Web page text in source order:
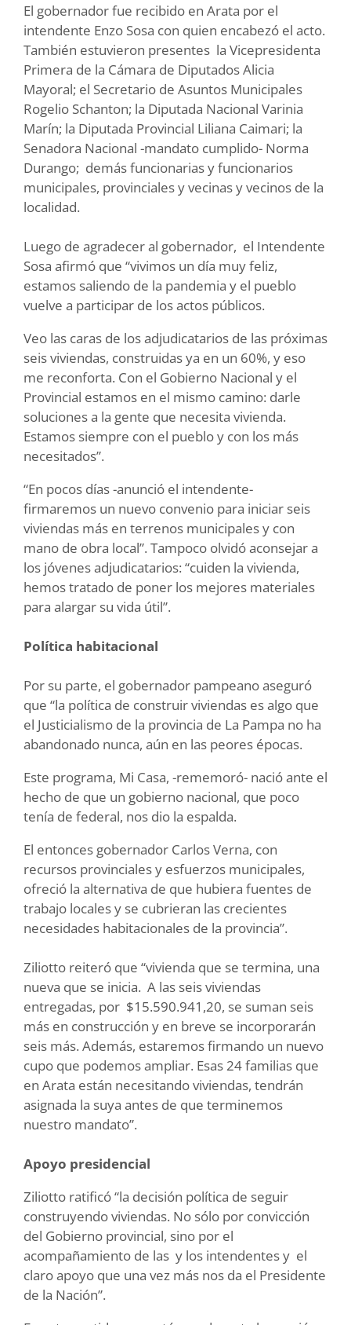
El gobernador fue recibido en Arata por el
intendente Enzo Sosa con quien encabezó el acto.
También estuvieron presentes la Vicepresidenta
Primera de la Cámara de Diputados Alicia
Mayoral; el Secretario de Asuntos Municipales
Rogelio Schanton; la Diputada Nacional Varinia
Marín; la Diputada Provincial Liliana Caimari; la
Senadora Nacional -mandato cumplido- Norma
Durango; demás funcionarias y funcionarios
municipales, provinciales y vecinas y vecinos de la
localidad.
Luego de agradecer al gobernador, el Intendente
Sosa afirmó que “vivimos un día muy feliz,
estamos saliendo de la pandemia y el pueblo
vuelve a participar de los actos públicos.
Veo las caras de los adjudicatarios de las próximas
seis viviendas, construidas ya en un 60%, y eso
me reconforta. Con el Gobierno Nacional y el
Provincial estamos en el mismo camino: darle
soluciones a la gente que necesita vivienda.
Estamos siempre con el pueblo y con los más
necesitados”.
“En pocos días -anunció el intendente-
firmaremos un nuevo convenio para iniciar seis
viviendas más en terrenos municipales y con
mano de obra local”. Tampoco olvidó aconsejar a
los jóvenes adjudicatarios: “cuiden la vivienda,
hemos tratado de poner los mejores materiales
para alargar su vida útil”.
Política habitacional
Por su parte, el gobernador pampeano aseguró
que “la política de construir viviendas es algo que
el Justicialismo de la provincia de La Pampa no ha
abandonado nunca, aún en las peores épocas.
Este programa, Mi Casa, -rememoró- nació ante el
hecho de que un gobierno nacional, que poco
tenía de federal, nos dio la espalda.
El entonces gobernador Carlos Verna, con
recursos provinciales y esfuerzos municipales,
ofreció la alternativa de que hubiera fuentes de
trabajo locales y se cubrieran las crecientes
necesidades habitacionales de la provincia”.
Ziliotto reiteró que “vivienda que se termina, una
nueva que se inicia. A las seis viviendas
entregadas, por $15.590.941,20, se suman seis
más en construcción y en breve se incorporarán
seis más. Además, estaremos firmando un nuevo
cupo que podemos ampliar. Esas 24 familias que
en Arata están necesitando viviendas, tendrán
asignada la suya antes de que terminemos
nuestro mandato”.
Apoyo presidencial
Ziliotto ratificó “la decisión política de seguir
construyendo viviendas. No sólo por convicción
del Gobierno provincial, sino por el
acompañamiento de las y los intendentes y el
claro apoyo que una vez más nos da el Presidente
de la Nación”.